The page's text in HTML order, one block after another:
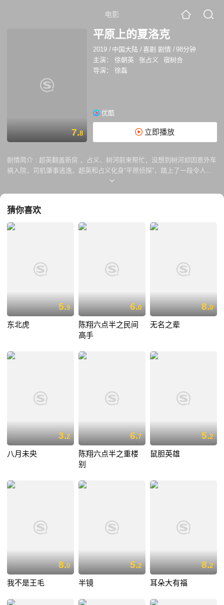
电影
7.8
平原上的夏洛克
2019 / 中国大陆 /喜剧 剧情 /98分钟
主演：
徐朝英 张占义
宿树合
导演：
徐磊
优酷
立即播放
剧情简介 : 超英翻盖新房 ，占义、树河前来帮忙，没想到树河却因意外车
祸入院，司机肇事逃逸，超英和占义化身“平原侦探”，踏上了一段令人啼
猜你喜欢
5.9
东北虎
6.0
陈翔六点半之民间
高手
8.0
无名之辈
3.2
八月未央
6.7
陈翔六点半之重楼
别
5.2
鼠胆英雄
8.0
我不是王毛
5.2
半镜
8.2
耳朵大有福